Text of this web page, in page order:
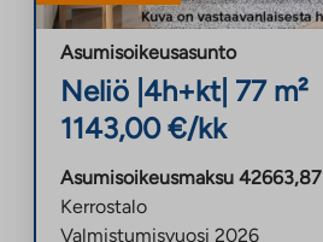
Asumisoikeusasunto
Neliö 4h+kt| 77 m²
1143,00 €/kk
Asumisoikeusmaksu 42663,87
Kerrostalo
Valmistumisvuosi 2026